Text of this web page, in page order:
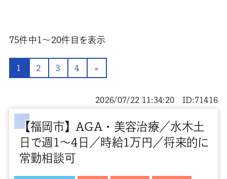
75件中1〜20件目を表示
1 2 3 4 »
【福岡市】AGA・美容治療／水木土
日で週1～4日／時給1万円／将来的に
常勤相談可
2026/07/22 11:34:20 ID:71416